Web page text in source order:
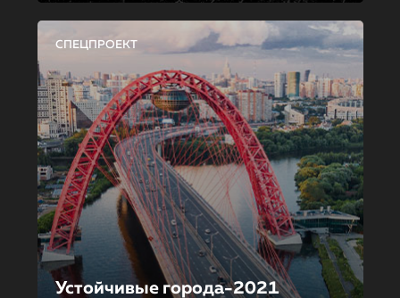
СПЕЦПРОЕКТ
Устойчивые города-2021